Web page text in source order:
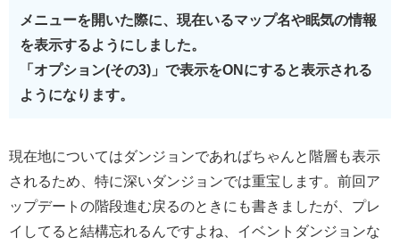
メニューを開いた際に、現在いるマップ名や眠気の情報
を表示するようにしました。
「オプション(その3)」で表示をONにすると表示される
ようになります。
現在地についてはダンジョンであればちゃんと階層も表示
されるため、特に深いダンジョンでは重宝します。前回ア
ップデートの階段進む戻るのときにも書きましたが、プレ
イしてると結構忘れるんですよね、イベントダンジョンな